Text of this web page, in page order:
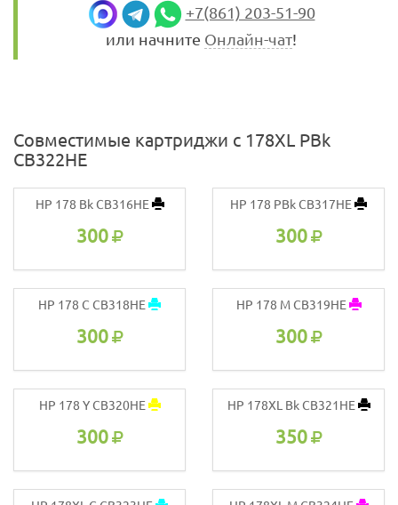
+7(861) 203-51-90
или начните Онлайн-чат!
Совместимые картриджи с 178XL PBk
CB322HE
HP 178 Bk CB316HE
300
HP 178 PBk CB317HE
300
HP 178 C CB318HE
300
HP 178 M CB319HE
300
HP 178 Y CB320HE
300
HP 178XL Bk CB321HE
350